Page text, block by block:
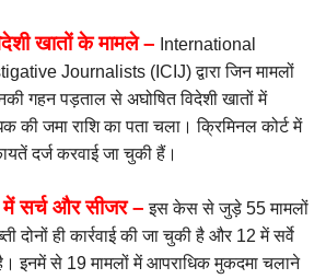
खातों के मामले – International
Journalists (ICIJ) द्वारा जिन मामलों
गहन पड़ताल से अघोषित विदेशी खातों में
की जमा राशि का पता चला। क्रिमिनल कोर्ट में
दर्ज करवाई जा चुकी हैं।
में सर्च और सीजर – इस केस से जुड़े 55 मामलों
दोनों ही कार्रवाई की जा चुकी है और 12 में सर्वे
है। इनमें से 19 मामलों में आपराधिक मुकदमा चलाने